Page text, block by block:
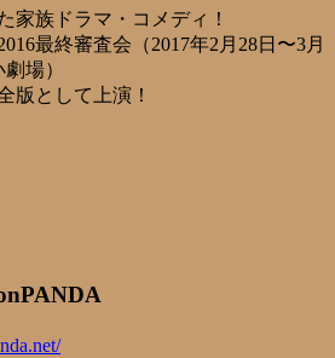
家族ドラマ・コメディ！
最終審査会（2017年2月28日〜3月
場）
版として上演！